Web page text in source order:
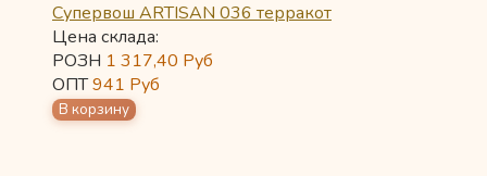
Супервош ARTISAN 036 терракот
Цена склада:
РОЗН 1 317,40 Руб
ОПТ941 Руб